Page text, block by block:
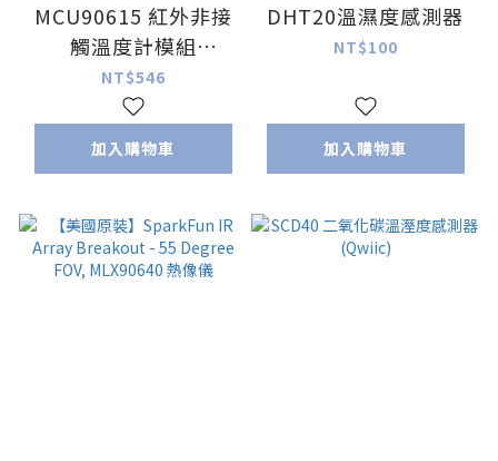
MCU90615 紅外非接
觸溫度計模組
MLX90615
NT$546
加入購物車
DHT20溫濕度感測器
NT$100
加入購物車